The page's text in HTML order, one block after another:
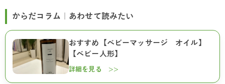
からだコラム｜あわせて読みたい
おすすめ【ベビーマッサージ オイル】
【ベビー人形】
詳細を見る >>